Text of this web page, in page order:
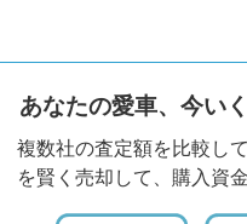
あなたの愛車、今い
複数社の査定額を比較し
を賢く売却して、購入資